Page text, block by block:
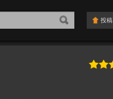
投稿